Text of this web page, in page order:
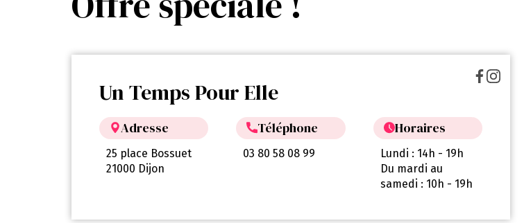
Un Temps Pour Elle
Adresse
25 place Bossuet
21000 Dijon
Téléphone
03 80 58 08 99
Horaires
Lundi : 14h - 19h
Du mardi au
samedi : 10h - 19h